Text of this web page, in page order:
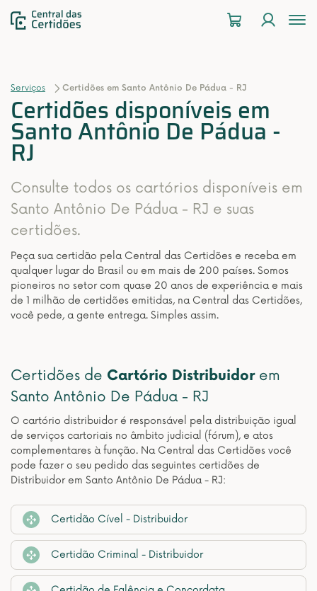
Serviços Certidões em Santo Antônio De Pádua - RJ
Certidões disponíveis em
Santo Antônio De Pádua -
RJ
Consulte todos os cartórios disponíveis em
Santo Antônio De Pádua - RJ e suas
certidões.
Peça sua certidão pela Central das Certidões e receba em
qualquer lugar do Brasil ou em mais de 200 países. Somos
pioneiros no setor com quase 20 anos de experiência e mais
de 1 milhão de certidões emitidas, na Central das Certidões,
você pede, a gente entrega. Simples assim.
Certidões de Cartório Distribuidorem
Santo Antônio De Pádua - RJ
O cartório distribuidor é responsável pela distribuição igual
de serviços cartoriais no âmbito judicial (fórum), e atos
complementares à função. Na Central das Certidões você
pode fazer o seu pedido das seguintes certidões de
Distribuidor em Santo Antônio De Pádua - RJ:
Certidão Cível - Distribuidor
Certidão Criminal - Distribuidor